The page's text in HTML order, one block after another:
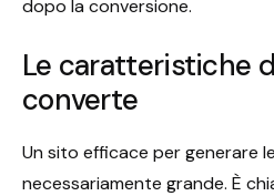
dopo la conversione.
Le caratteristiche
converte
Un sito efficace per generare
necessariamente grande. È